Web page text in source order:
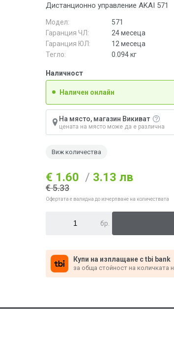
Дистанционно управление AKAI 571
Модел:
571
Гаранция ЧЛ:
24 месеца
Гаранция ЮЛ:
12 месеца
Тегло:
0.094кг
Наличност
Наличен онлайн
На място, магазин Викиват
цената на място може да е различна
Виж количества
€ 1.60 / 3.13 лв
€ 5.33
Офертата е валидна до изчерпване на количествата
бр.
Купи на изплащане с tbi bank
за обща стойност на количката